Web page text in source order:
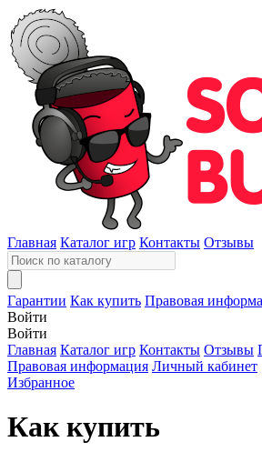
Главная Каталог игр Контакты Отзывы
Гарантии Как купить Правовая
Войти
Войти
Главная Каталог игр Контакты Отзывы
Правовая информация Личный кабинет
Избранное
Как купить